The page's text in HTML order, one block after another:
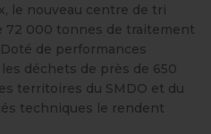
le nouveau centre de tri
72 000 tonnes de traitement
de performances
déchets de près de 650
territoires du SMDO et du
techniques le rendent